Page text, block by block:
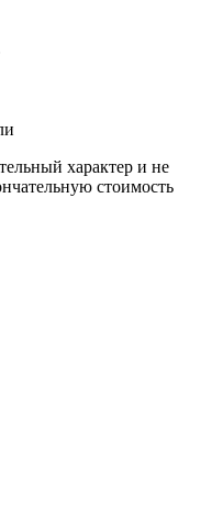
характер и не
стоимость